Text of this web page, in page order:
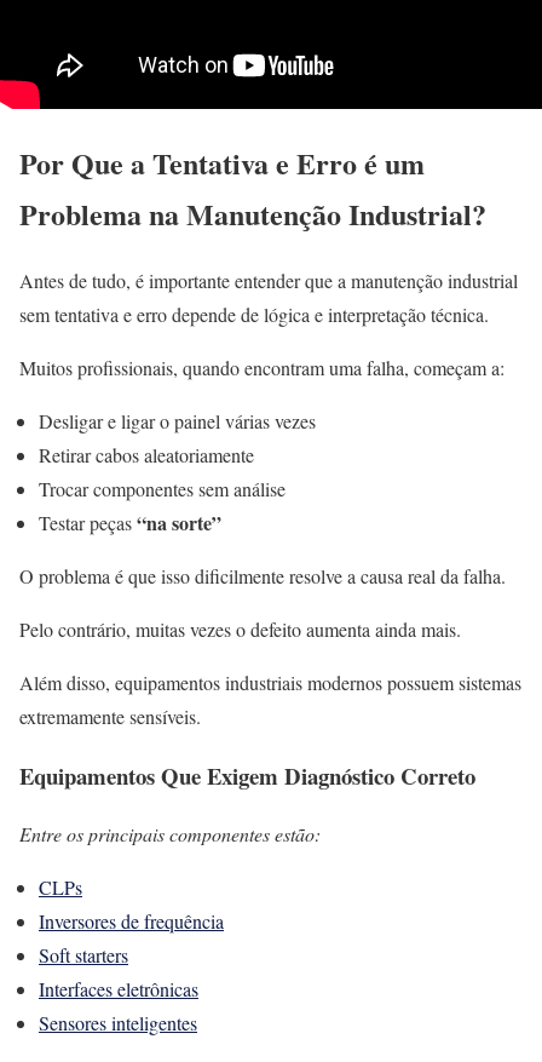
Por Que a Tentativa e Erro é um
Problema na Manutenção Industrial?
Antes de tudo, é importante entender que a manutenção industrial
sem tentativa e erro depende de lógica e interpretação técnica.
Muitos profissionais, quando encontram uma falha, começam a:
Desligar e ligar o painel várias vezes
Retirar cabos aleatoriamente
Trocar componentes sem análise
Testar peças“na sorte”
O problema é que isso dificilmente resolve a causa real da falha.
Pelo contrário, muitas vezes o defeito aumenta ainda mais.
Além disso, equipamentos industriais modernos possuem sistemas
extremamente sensíveis.
Equipamentos Que Exigem Diagnóstico Correto
Entre os principais componentes estão:
CLPs
Inversores de frequência
Soft starters
Interfaces eletrônicas
Sensores inteligentes